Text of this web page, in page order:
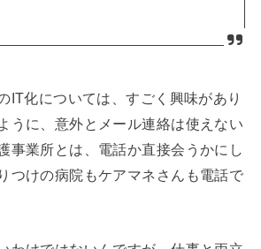
IT化については、すごく興味があり
うに、意外とメール連絡は使えない
事業所とは、電話か直接会うかにし
つけの病院もケアマネさんも電話で